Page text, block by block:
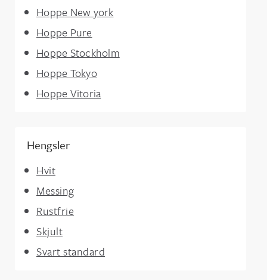
Hoppe New york
Hoppe Pure
Hoppe Stockholm
Hoppe Tokyo
Hoppe Vitoria
Hengsler
Hvit
Messing
Rustfrie
Skjult
Svart standard